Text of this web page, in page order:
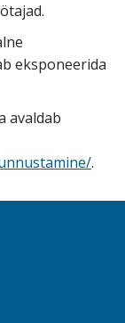
eksponeerida
avaldab
.